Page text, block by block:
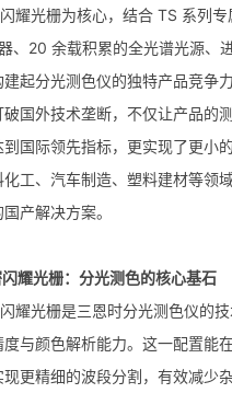
耀光栅为核心，结合 TS 系列专
、20 余载积累的全光谱光源、
起分光测色仪的独特产品竞争
破国外技术垄断，不仅让产品的
国际领先指标，更实现了更小
化工、汽车制造、塑料建材等领
产解决方案。
耀光栅：分光测色的核心基石
耀光栅是三恩时分光测色仪的
与颜色解析能力。这一配置能
更精细的波段分割，有效减少